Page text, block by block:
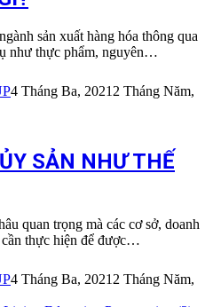
sản xuất hàng hóa thông qua
như thực phẩm, nguyên…
4 Tháng Ba, 2021 2 Tháng Năm,
SẢN NHƯ THẾ
quan trọng mà các cơ sở, doanh
thực hiện để được…
4 Tháng Ba, 2021 2 Tháng Năm,